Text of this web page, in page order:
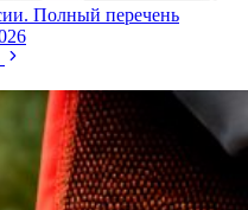
Полный перечень